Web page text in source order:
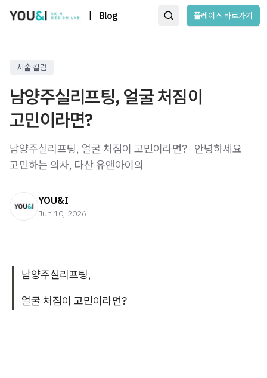
Blog 플레이스 바로가기
시술 칼럼
남양주실리프팅, 얼굴 처짐이
고민이라면?
남양주실리프팅, 얼굴 처짐이 고민이라면? ​ ​ 안녕하세요
고민하는 의사, 다산 유앤아이의
YOU&I
Jun 10, 2026
남양주실리프팅,
얼굴 처짐이 고민이라면?